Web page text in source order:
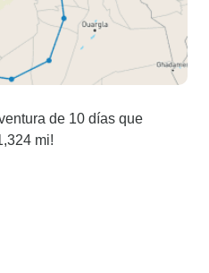
de 10 días que
mi!